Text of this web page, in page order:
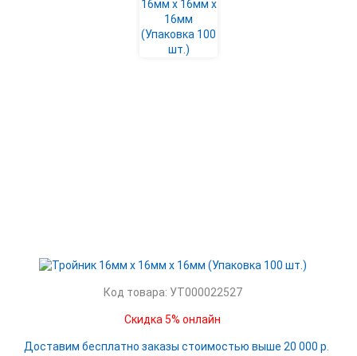
Код товара: УТ000022527
Скидка 5% онлайн
Доставим бесплатно заказы стоимостью выше 20 000 р.